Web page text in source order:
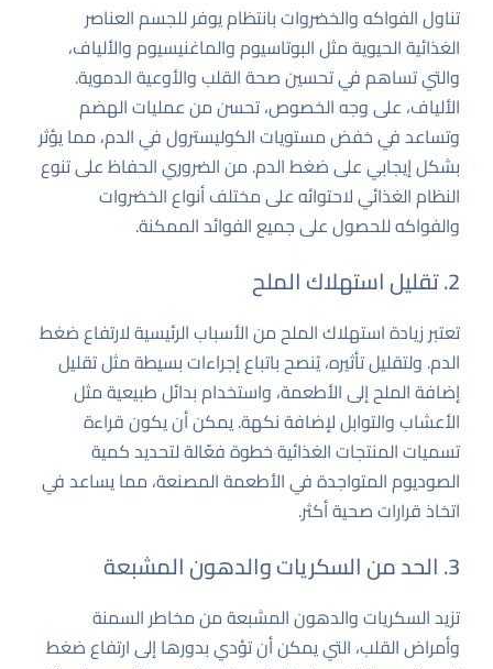
تناول الفواكه والخضروات بانتظام يوفر للجسم العناصر
الغذائية الحيوية مثل البوتاسيوم والماغنيسيوم والألياف،
والتي تساهم في تحسين صحة القلب والأوعية الدموية.
الألياف، على وجه الخصوص، تحسن من عمليات الهضم
وتساعد في خفض مستويات الكوليسترول في الدم، مما يؤثر
بشكل إيجابي على ضغط الدم. من الضروري الحفاظ على تنوع
النظام الغذائي لاحتوائه على مختلف أنواع الخضروات
والفواكه للحصول على جميع الفوائد الممكنة.
2. تقليل استهلاك الملح
تعتبر زيادة استهلاك الملح من الأسباب الرئيسية لارتفاع ضغط
الدم. ولتقليل تأثيره، يُنصح باتباع إجراءات بسيطة مثل تقليل
إضافة الملح إلى الأطعمة، واستخدام بدائل طبيعية مثل
الأعشاب والتوابل لإضافة نكهة. يمكن أن يكون قراءة
تسميات المنتجات الغذائية خطوة فعّالة لتحديد كمية
الصوديوم المتواجدة في الأطعمة المصنعة، مما يساعد في
اتخاذ قرارات صحية أكثر.
3. الحد من السكريات والدهون المشبعة
تزيد السكريات والدهون المشبعة من مخاطر السمنة
وأمراض القلب، التي يمكن أن تؤدي بدورها إلى ارتفاع ضغط